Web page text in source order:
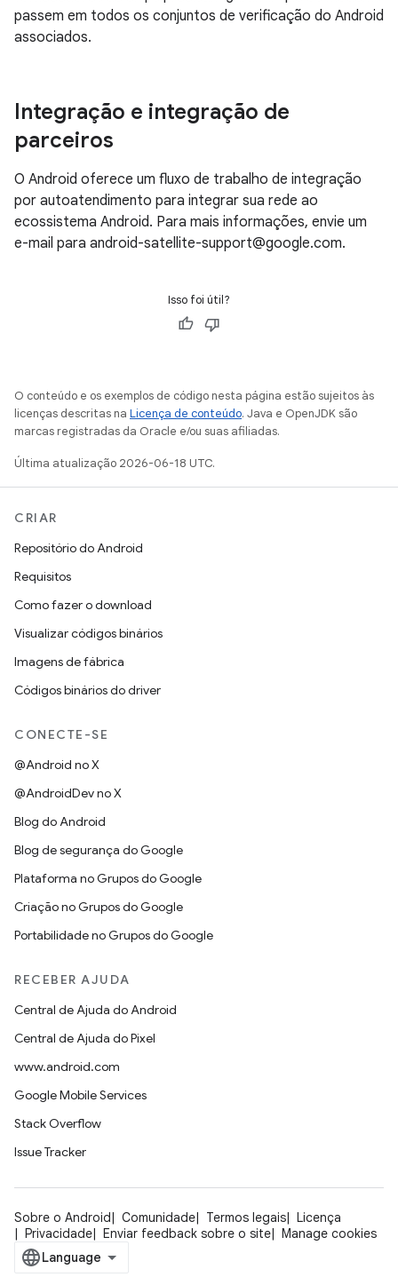
passem em todos os conjuntos de verificação do Android
associados.
Integração e integração de
parceiros
O Android oferece um fluxo de trabalho de integração
por autoatendimento para integrar sua rede ao
ecossistema Android. Para mais informações, envie um
e-mail para android-satellite-support@google.com.
Isso foi útil?
O conteúdo e os exemplos de código nesta página estão sujeitos às
licenças descritas na Licença de conteúdo. Java e OpenJDK são
marcas registradas da Oracle e/ou suas afiliadas.
Última atualização 2026-06-18 UTC.
CRIAR
Repositório do Android
Requisitos
Como fazer o download
Visualizar códigos binários
Imagens de fábrica
Códigos binários do driver
CONECTE-SE
@Android no X
@AndroidDev no X
Blog do Android
Blog de segurança do Google
Plataforma no Grupos do Google
Criação no Grupos do Google
Portabilidade no Grupos do Google
RECEBER AJUDA
Central de Ajuda do Android
Central de Ajuda do Pixel
www.android.com
Google Mobile Services
Stack Overflow
Issue Tracker
Sobre o Android Comunidade Termos legais
Licença
Privacidade
Enviar feedback sobre o site Manage cookies